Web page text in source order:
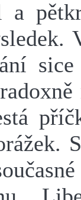
a
sice